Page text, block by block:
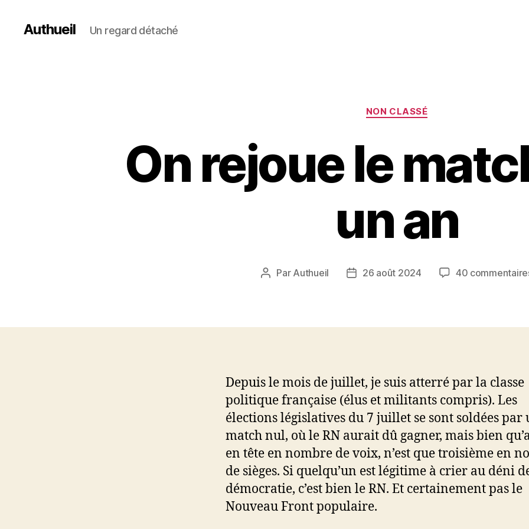
Authueil Un regard détaché
Catégories
NON CLASSÉ
On rejoue le
un an
Auteur
Par Authueil
Date26 août 2024 40
Depuis le mois de juillet, je suis atterré par la classe
politique française (élus et militants compris). Les
élections législatives du 7 juillet se sont soldées par
match nul, où le RN aurait dû gagner, mais bien
en tête en nombre de voix, n’est que troisième en
de sièges. Si quelqu’un est légitime à crier au déni
démocratie, c’est bien le RN. Et certainement pas le
Nouveau Front populaire.